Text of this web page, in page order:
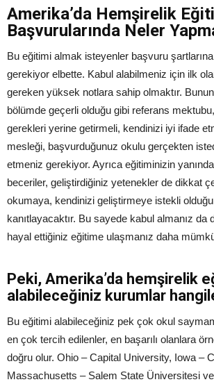
Amerika’da Hemşirelik
Başvurularında Neler
Bu eğitimi almak isteyenler başvuru
gerekiyor elbette. Kabul alabilmeniz için ilk
gereken yüksek notlara sahip olmaktır.
bölümde geçerli olduğu gibi referans
gerekleri yerine getirmeli, kendinizi iyi ifade
mesleği, başvurduğunuz okulu gerçekten
etmeniz gerekiyor. Ayrıca eğitiminizin
beceriler, geliştirdiğiniz yetenekler de dikkat
okumaya, kendinizi geliştirmeye istekli
kanıtlayacaktır. Bu sayede kabul almanız da
hayal ettiğiniz eğitime ulaşmanız daha
Peki, Amerika’da hemşirelik
alabileceğiniz kurumlar
Bu eğitimi alabileceğiniz pek çok okul
en çok tercih edilenler, en başarılı olanlara
doğru olur. Ohio – Capital University, Iowa –
Massachusetts – Salem State Üniversitesi